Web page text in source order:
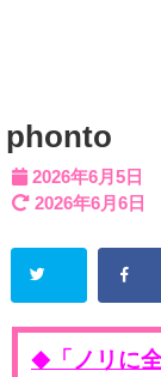
phonto
2026年6月5日
2026年6月6日
◆
「ノリに